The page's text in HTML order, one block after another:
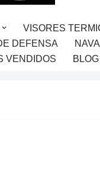
VISORES
DEFENSA
VENDIDOS BLOG